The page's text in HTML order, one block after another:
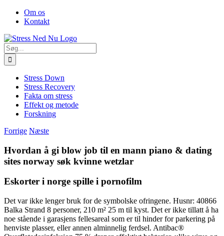
Skip
FacebookOm os
Kontakt
Søg
efter:
Stress Down
Stress Recovery
Fakta om stress
Effekt og metode
Forskning
Forrige Næste
Hvordan å gi blow job til en mann piano & dating
sites norway søk kvinne wetzlar
Eskorter i norge spille i pornofilm
Det var ikke lenger bruk for de symbolske ofringene. Husnr: 40866
Balka Strand 8 personer, 210 m² 25 m til kyst. Det er ikke tillatt å ha
noe stående i garasjens fellesareal som er til hinder for parkering på
henviste plasser, eller annen alminnelig ferdsel. Antibac®